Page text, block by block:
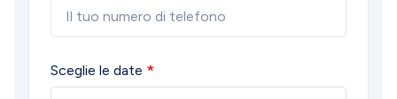
Sceglie le date